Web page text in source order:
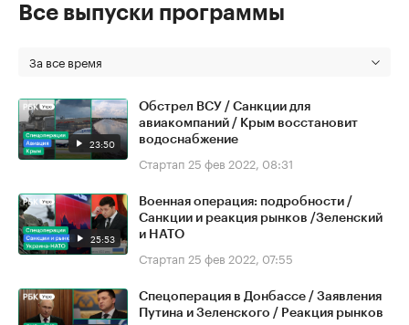
Все выпуски программы
За все время
23:50
Обстрел ВСУ / Санкции для
авиакомпаний / Крым восстановит
водоснабжение
Стартап 25 фев 2022, 08:31
25:53
Военная операция: подробности /
Санкции и реакция рынков /Зеленский
и НАТО
Стартап 25 фев 2022, 07:55
Спецоперация в Донбассе / Заявления
Путина и Зеленского / Реакция рынков